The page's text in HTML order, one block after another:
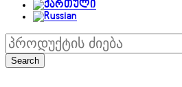
Search